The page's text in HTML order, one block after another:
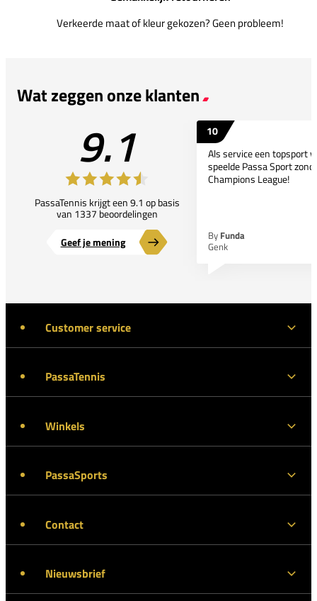
Verkeerde maat of kleur gekozen? Geen probleem!
Wat zeggen onze klanten
9.1
PassaTennis krijgt een 9.1 op basis
van 1337 beoordelingen
Geef je mening
10
Als service een topsport
speelde Passa Sport
Champions League!
By Funda
Genk
Customer service
PassaTennis
Winkels
PassaSports
Contact
Nieuwsbrief